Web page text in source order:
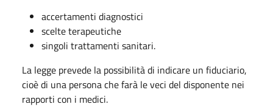
accertamenti diagnostici
scelte terapeutiche
singoli trattamenti sanitari.
La legge prevede la possibilità di indicare un fiduciario,
cioè di una persona che farà le veci del disponente nei
rapporti con i medici.